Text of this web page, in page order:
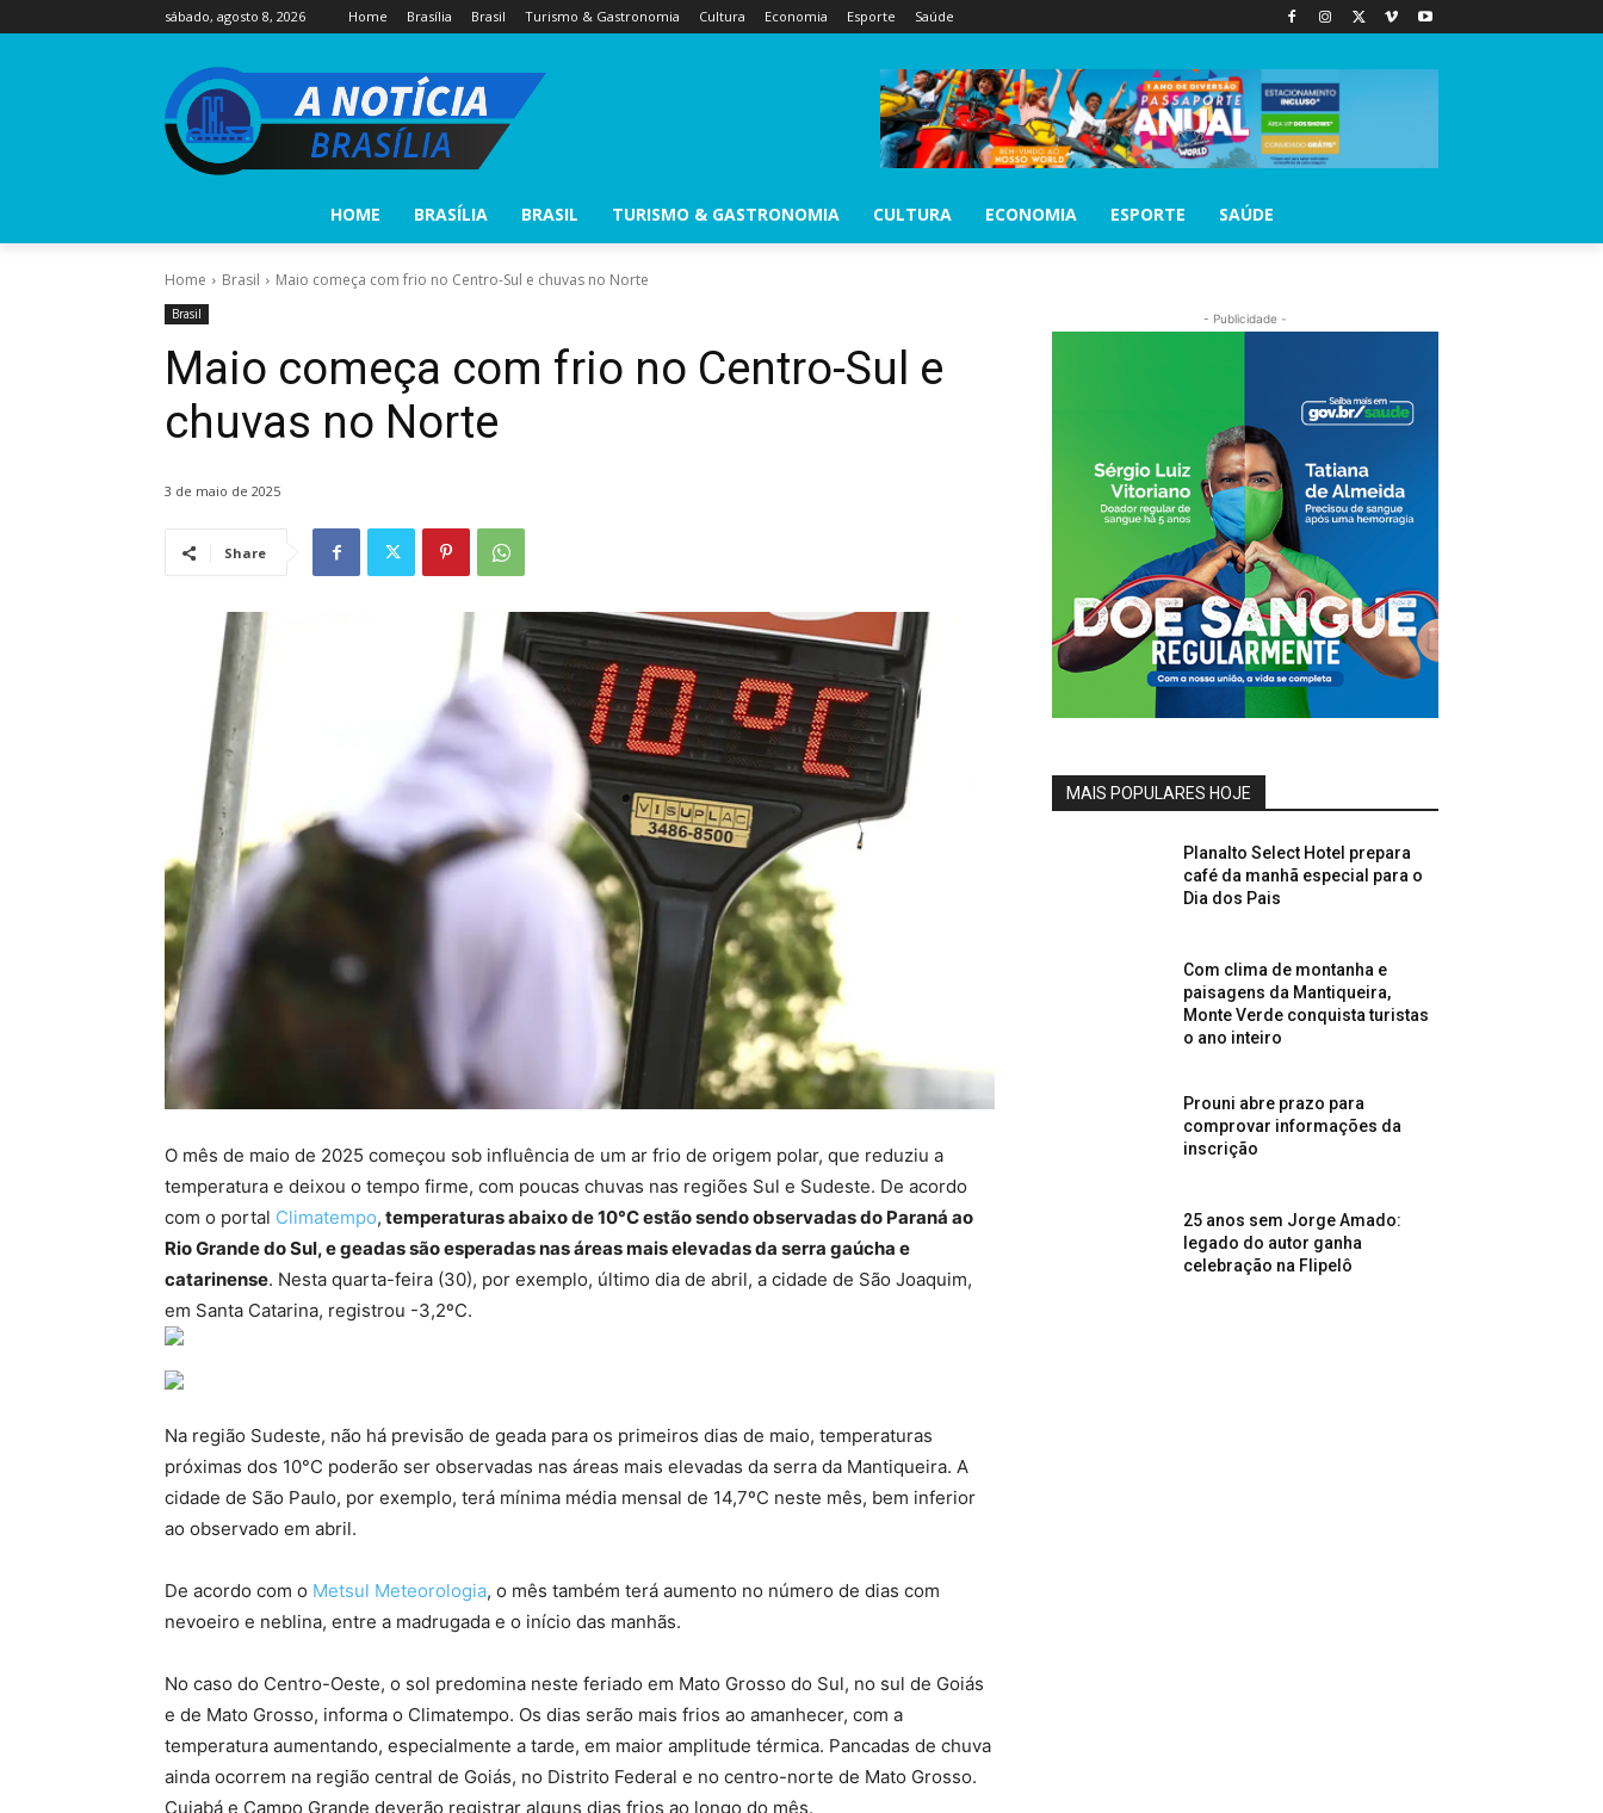
sábado, agosto 8, 2026 Home Brasília Brasil Turismo & Gastronomia Cultura Economia Esporte Saúde
HOME BRASÍLIA BRASIL TURISMO & GASTRONOMIA CULTURA ECONOMIA ESPORTE SAÚDE
Home Brasil Maio começa com frio no Centro-Sul e chuvas no Norte
Brasil
Maio começa com frio no Centro-Sul e
chuvas no Norte
3 de maio de 2025
Share
O mês de maio de 2025 começou sob influência de um ar frio de origem polar, que reduziu a
temperatura e deixou o tempo firme, com poucas chuvas nas regiões Sul e Sudeste. De acordo
com o portal Climatempo, temperaturas abaixo de 10°C estão sendo observadas do Paraná ao
Rio Grande do Sul, e geadas são esperadas nas áreas mais elevadas da serra gaúcha e
catarinense. Nesta quarta-feira (30), por exemplo, último dia de abril, a cidade de São Joaquim,
em Santa Catarina, registrou -3,2ºC.
Na região Sudeste, não há previsão de geada para os primeiros dias de maio, temperaturas
próximas dos 10°C poderão ser observadas nas áreas mais elevadas da serra da Mantiqueira. A
cidade de São Paulo, por exemplo, terá mínima média mensal de 14,7ºC neste mês, bem inferior
ao observado em abril.
De acordo com o Metsul Meteorologia, o mês também terá aumento no número de dias com
nevoeiro e neblina, entre a madrugada e o início das manhãs.
No caso do Centro-Oeste, o sol predomina neste feriado em Mato Grosso do Sul, no sul de Goiás
e de Mato Grosso, informa o Climatempo. Os dias serão mais frios ao amanhecer, com a
temperatura aumentando, especialmente a tarde, em maior amplitude térmica. Pancadas de chuva
ainda ocorrem na região central de Goiás, no Distrito Federal e no centro-norte de Mato Grosso.
Cuiabá e Campo Grande deverão registrar alguns dias frios ao longo do mês.
- Publicidade -
MAIS POPULARES HOJE
Planalto Select Hotel prepara
café da manhã especial para o
Dia dos Pais
Com clima de montanha e
paisagens da Mantiqueira,
Monte Verde conquista turistas
o ano inteiro
Prouni abre prazo para
comprovar informações da
inscrição
25 anos sem Jorge Amado:
legado do autor ganha
celebração na Flipelô